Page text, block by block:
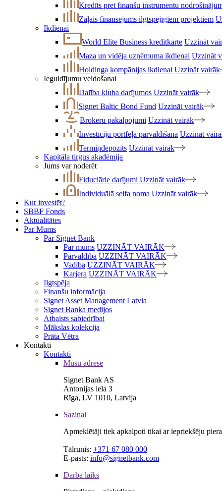
Kredīts pret finanšu instrumentu
Zaļais finansējums ilgtspējīgiem projektiem
Ikdienai
World Elite Business kredītkarte Uzzināt
Maza un vidēja uzņēmuma ikdienai Uzzināt
Holdinga kompānijas ikdienai Uzzināt vairāk
Ieguldījumu veidošanai
Dalība kluba darījumos Uzzināt vairāk
Signet Baltic Bond Fund Uzzināt vairāk
Brokeru pakalpojumi Uzzināt vairāk
Investīciju portfeļa pārvaldīšana Uzzināt
Termiņdepozīts Uzzināt vairāk
Kapitāla tirgus akadēmija
Jums var noderēt
Fiduciārie darījumi Uzzināt vairāk
Individuālā seifa noma Uzzināt vairāk
Kur investēt?
SBBF Fonds
Aktualitātes
Par Mums
Par Signet Bank
Par mums UZZINĀT VAIRĀK
Pārvaldība UZZINĀT VAIRĀK
Vadība UZZINĀT VAIRĀK
Karjera UZZINĀT VAIRĀK
Ilgtspēja
Finanšu informācija
Signet Asset Management Latvia
Signet Banka medijos
Atbalsts sabiedrībai
Mākslas kolekcija
Prāta Vētra
Kontakti
Kontakti
Mūsu adrese
Signet Bank AS
Antonijas iela 3
Rīga, LV 1010, Latvija
Saziņai
Apmeklētāji tiek apkalpoti tikai ar iepriekšēju
Tālrunis: +371 67 080 000
E-pasts: info@signetbank.com
Darba laiks